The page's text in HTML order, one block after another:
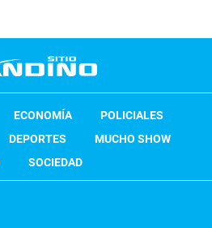
ECONOMÍA
POLICIALES
DEPORTES
MUCHO SHOW
SOCIEDAD